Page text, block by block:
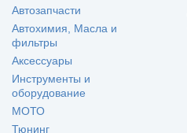
Автозапчасти
Автохимия, Масла и
фильтры
Аксессуары
Инструменты и
оборудование
МОТО
Тюнинг